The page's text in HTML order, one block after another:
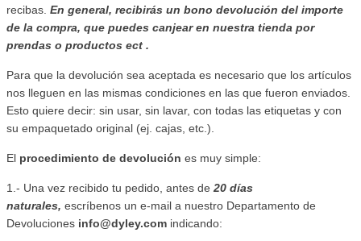
recibas. En general, recibirás un bono devolución del importe
de la compra, que puedes canjear en nuestra tienda por
prendas o productos ect .
Para que la devolución sea aceptada es necesario que los artículos
nos lleguen en las mismas condiciones en las que fueron enviados.
Esto quiere decir: sin usar, sin lavar, con todas las etiquetas y con
su empaquetado original (ej. cajas, etc.).
El procedimiento de devolución es muy simple:
1.- Una vez recibido tu pedido, antes de 20 días
naturales, escríbenos un e-mail a nuestro Departamento de
Devoluciones info@dyley.com indicando: